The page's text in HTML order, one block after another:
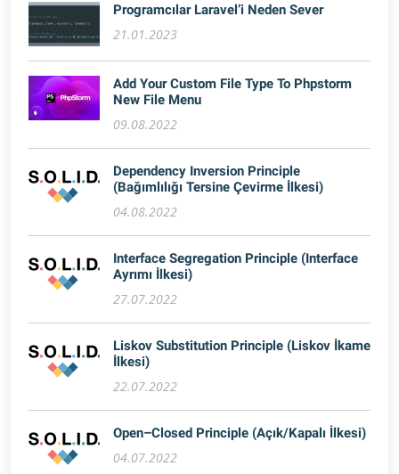
Programcılar Laravel’i Neden Sever
21.01.2023
Add Your Custom File Type To Phpstorm
New File Menu
09.08.2022
Dependency Inversion Principle
(Bağımlılığı Tersine Çevirme İlkesi)
04.08.2022
Interface Segregation Principle (Interface
Ayrımı İlkesi)
27.07.2022
Liskov Substitution Principle (Liskov İkame
İlkesi)
22.07.2022
Open–Closed Principle (Açık/Kapalı İlkesi)
04.07.2022